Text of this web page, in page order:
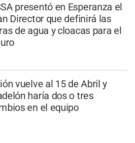
presentó en Esperanza el
Director que definirá las
de agua y cloacas para el
vuelve al 15 de Abril y
haría dos o tres
en el equipo